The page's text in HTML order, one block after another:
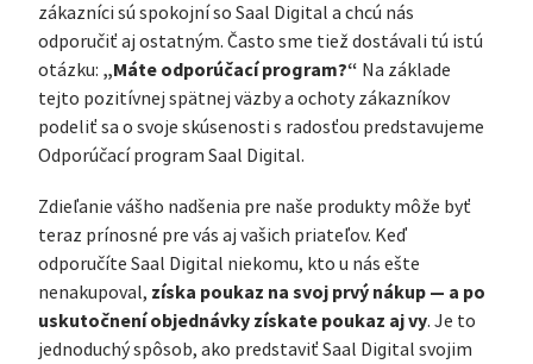
zákazníci sú spokojní so Saal Digital a chcú nás
odporučiť aj ostatným. Často sme tiež dostávali tú istú
otázku: „Máte odporúčací program?“ Na základe
tejto pozitívnej spätnej väzby a ochoty zákazníkov
podeliť sa o svoje skúsenosti s radosťou predstavujeme
Odporúčací program Saal Digital.
Zdieľanie vášho nadšenia pre naše produkty môže byť
teraz prínosné pre vás aj vašich priateľov. Keď
odporučíte Saal Digital niekomu, kto u nás ešte
nenakupoval, získa poukaz na svoj prvý nákup — a po
uskutočnení objednávky získate poukaz aj vy. Je to
jednoduchý spôsob, ako predstaviť Saal Digital svojim